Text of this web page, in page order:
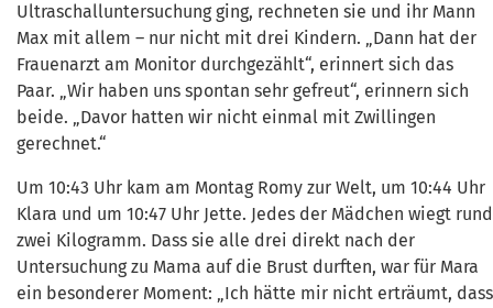
Ultraschalluntersuchung ging, rechneten sie und ihr Mann
Max mit allem – nur nicht mit drei Kindern. „Dann hat der
Frauenarzt am Monitor durchgezählt“, erinnert sich das
Paar. „Wir haben uns spontan sehr gefreut“, erinnern sich
beide. „Davor hatten wir nicht einmal mit Zwillingen
gerechnet.“
Um 10:43 Uhr kam am Montag Romy zur Welt, um 10:44 Uhr
Klara und um 10:47 Uhr Jette. Jedes der Mädchen wiegt rund
zwei Kilogramm. Dass sie alle drei direkt nach der
Untersuchung zu Mama auf die Brust durften, war für Mara
ein besonderer Moment: „Ich hätte mir nicht erträumt, dass